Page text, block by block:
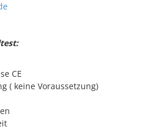
CE
( keine Voraussetzung)